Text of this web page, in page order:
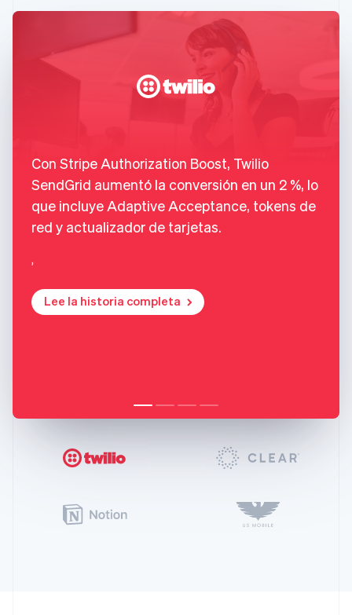
Con Stripe Authorization Boost, Twilio
SendGrid aumentó la conversión en un 2 %, lo
que incluye Adaptive Acceptance, tokens de
red y actualizador de tarjetas.
,
Lee la historia completa